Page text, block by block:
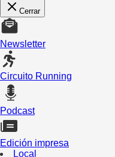
Cerrar
Newsletter
Circuito Running
Podcast
Edición impresa
Local